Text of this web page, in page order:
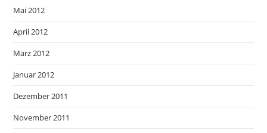
Mai 2012
April 2012
März 2012
Januar 2012
Dezember 2011
November 2011